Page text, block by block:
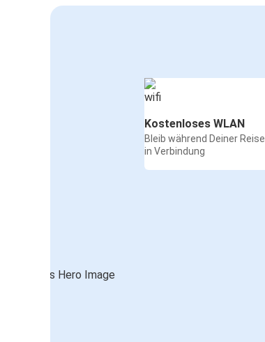
Kostenloses WLAN
Bleib während Deiner Reise
in Verbindung